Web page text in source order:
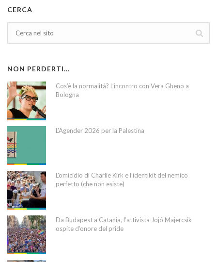
CERCA
NON PERDERTI…
Cos’è la normalità? L’incontro con Vera Gheno a
Bologna
L’Agender 2026 per la Palestina
L’omicidio di Charlie Kirk e l’identikit del nemico
perfetto (che non esiste)
Da Budapest a Catania, l’attivista Jojó Majercsik
ospite d’onore del pride